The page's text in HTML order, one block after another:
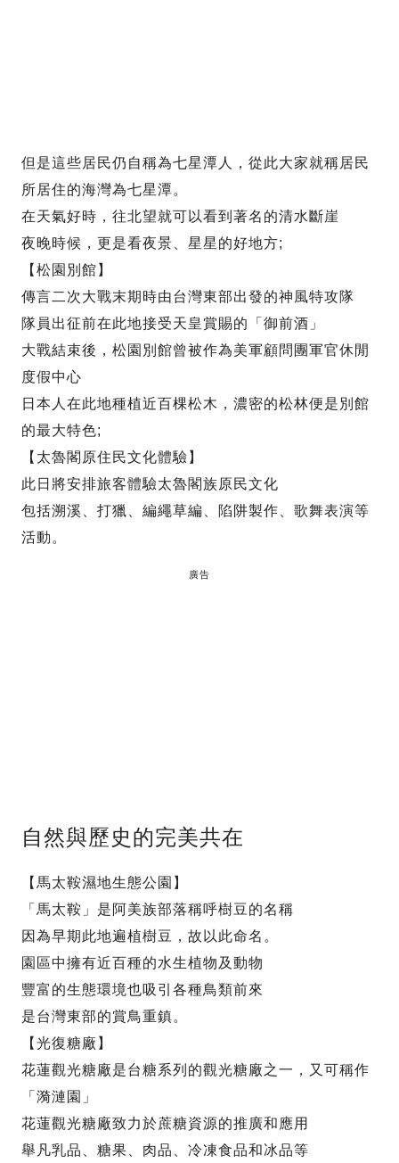
但是這些居民仍自稱為七星潭人，從此大家就稱居民
所居住的海灣為七星潭。
在天氣好時，往北望就可以看到著名的清水斷崖
夜晚時候，更是看夜景、星星的好地方;
【松園別館】
傳言二次大戰末期時由台灣東部出發的神風特攻隊
隊員出征前在此地接受天皇賞賜的「御前酒」
大戰結束後，松園別館曾被作為美軍顧問團軍官休閒
度假中心
日本人在此地種植近百棵松木，濃密的松林便是別館
的最大特色;
【太魯閣原住民文化體驗】
此日將安排旅客體驗太魯閣族原民文化
包括溯溪、打獵、編繩草編、陷阱製作、歌舞表演等
活動。
廣告
自然與歷史的完美共在
【馬太鞍濕地生態公園】
「馬太鞍」是阿美族部落稱呼樹豆的名稱
因為早期此地遍植樹豆，故以此命名。
園區中擁有近百種的水生植物及動物
豐富的生態環境也吸引各種鳥類前來
是台灣東部的賞鳥重鎮。
【光復糖廠】
花蓮觀光糖廠是台糖系列的觀光糖廠之一，又可稱作
「漪漣園」
花蓮觀光糖廠致力於蔗糖資源的推廣和應用
舉凡乳品、糖果、肉品、冷凍食品和冰品等